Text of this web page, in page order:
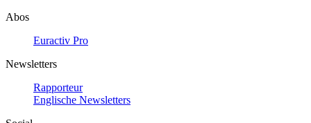
Abos
Euractiv Pro
Newsletters
Rapporteur
Englische Newsletters